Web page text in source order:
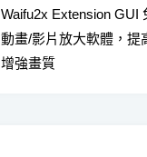
Waifu2x Extension GUI
動畫/影片放大軟體，提
增強畫質